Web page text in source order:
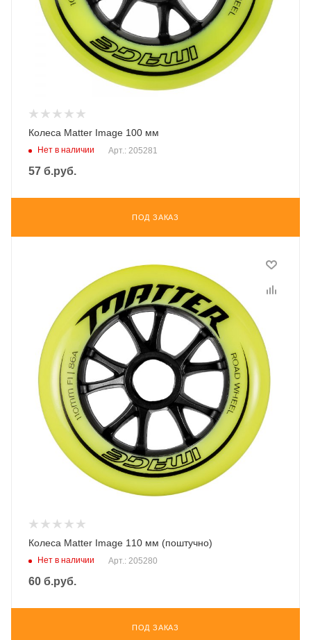
Колеса Matter Image 100 мм
Нет в наличии Арт.: 205281
57 б.руб.
ПОД ЗАКАЗ
Колеса Matter Image 110 мм (поштучно)
Нет в наличии Арт.: 205280
60 б.руб.
ПОД ЗАКАЗ